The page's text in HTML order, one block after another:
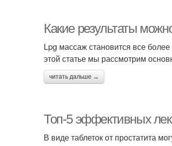
Какие результаты
Lpg массаж становится все
этой статье мы рассмотрим
читать дальше →
Топ-5 эффективных
В виде таблеток от простатита